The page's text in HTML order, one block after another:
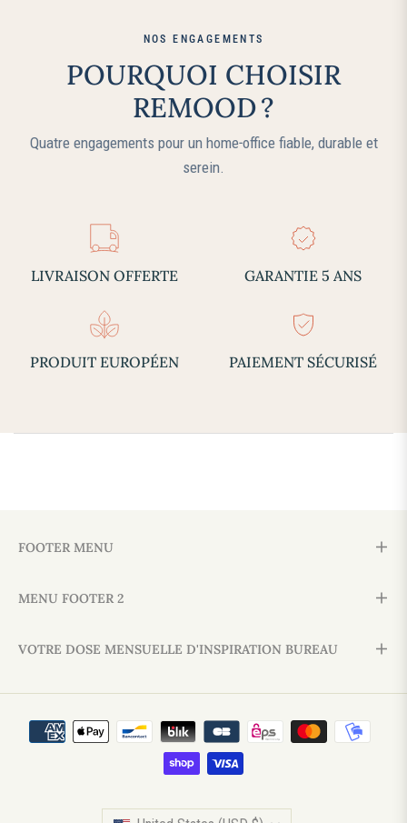
NOS ENGAGEMENTS
POURQUOI CHOISIR
REMOOD ?
Quatre engagements pour un home‑office fiable, durable et
serein.
LIVRAISON OFFERTE GARANTIE 5 ANS
PRODUIT EUROPÉEN PAIEMENT SÉCURISÉ
FOOTER MENU
MENU FOOTER 2
VOTRE DOSE MENSUELLE D'INSPIRATION BUREAU